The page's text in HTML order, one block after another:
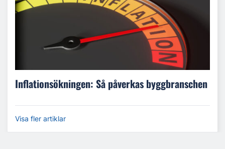
Inflationsökningen: Så påverkas byggbranschen
Visa fler artiklar